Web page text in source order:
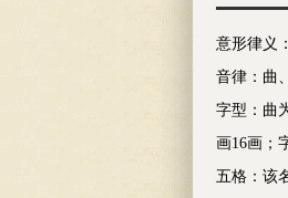
意形律义
音律：曲
字型：曲
画16画；
五格：该